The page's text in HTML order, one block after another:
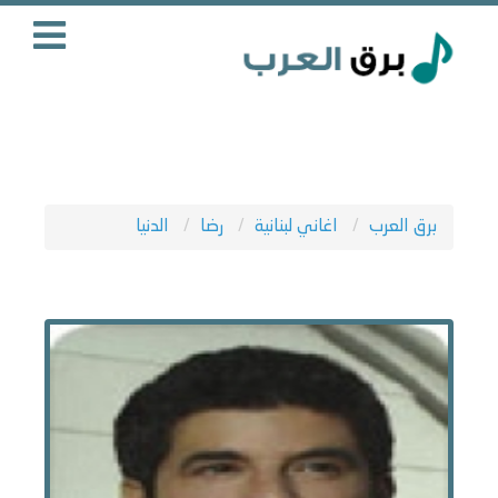
برق العرب اغاني لبنانية رضا الدنيا